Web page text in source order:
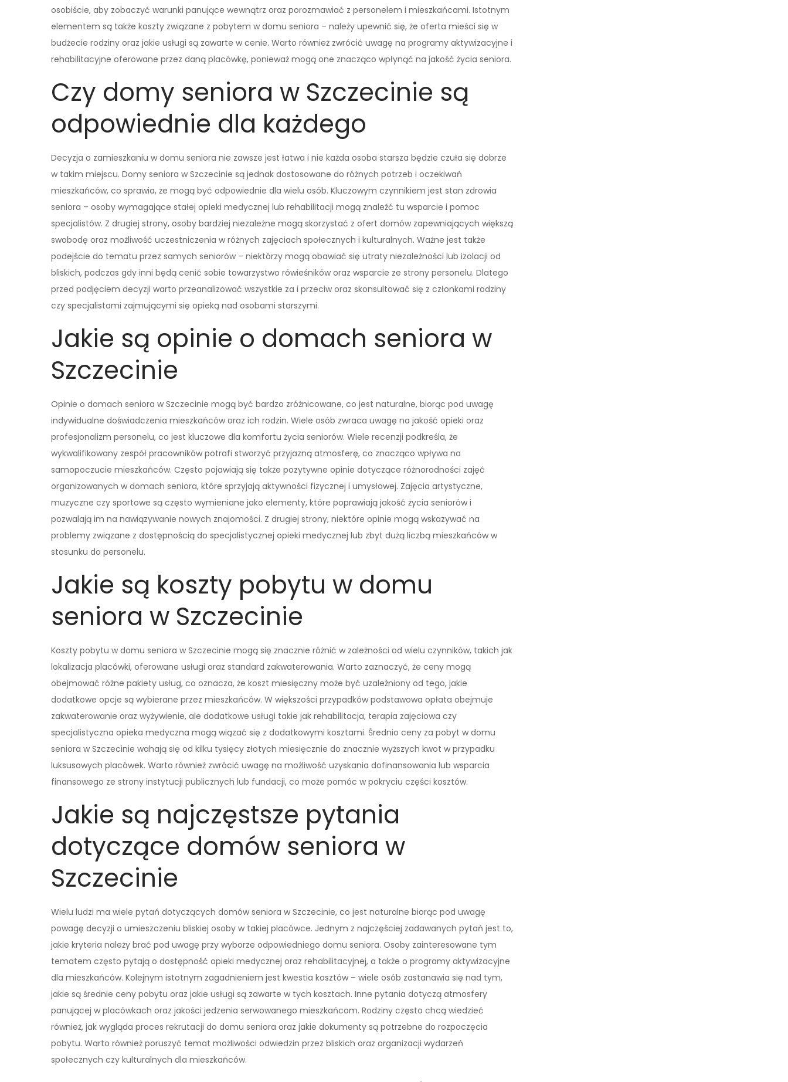
osobiście, aby zobaczyć warunki panujące wewnątrz oraz porozmawiać z personelem i mieszkańcami. Istotnym
elementem są także koszty związane z pobytem w domu seniora – należy upewnić się, że oferta mieści się w
budżecie rodziny oraz jakie usługi są zawarte w cenie. Warto również zwrócić uwagę na programy aktywizacyjne i
rehabilitacyjne oferowane przez daną placówkę, ponieważ mogą one znacząco wpłynąć na jakość życia seniora.
Czy domy seniora w Szczecinie są
odpowiednie dla każdego
Decyzja o zamieszkaniu w domu seniora nie zawsze jest łatwa i nie każda osoba starsza będzie czuła się dobrze
w takim miejscu. Domy seniora w Szczecinie są jednak dostosowane do różnych potrzeb i oczekiwań
mieszkańców, co sprawia, że mogą być odpowiednie dla wielu osób. Kluczowym czynnikiem jest stan zdrowia
seniora – osoby wymagające stałej opieki medycznej lub rehabilitacji mogą znaleźć tu wsparcie i pomoc
specjalistów. Z drugiej strony, osoby bardziej niezależne mogą skorzystać z ofert domów zapewniających większą
swobodę oraz możliwość uczestniczenia w różnych zajęciach społecznych i kulturalnych. Ważne jest także
podejście do tematu przez samych seniorów – niektórzy mogą obawiać się utraty niezależności lub izolacji od
bliskich, podczas gdy inni będą cenić sobie towarzystwo rówieśników oraz wsparcie ze strony personelu. Dlatego
przed podjęciem decyzji warto przeanalizować wszystkie za i przeciw oraz skonsultować się z członkami rodziny
czy specjalistami zajmującymi się opieką nad osobami starszymi.
Jakie są opinie o domach seniora w
Szczecinie
Opinie o domach seniora w Szczecinie mogą być bardzo zróżnicowane, co jest naturalne, biorąc pod uwagę
indywidualne doświadczenia mieszkańców oraz ich rodzin. Wiele osób zwraca uwagę na jakość opieki oraz
profesjonalizm personelu, co jest kluczowe dla komfortu życia seniorów. Wiele recenzji podkreśla, że
wykwalifikowany zespół pracowników potrafi stworzyć przyjazną atmosferę, co znacząco wpływa na
samopoczucie mieszkańców. Często pojawiają się także pozytywne opinie dotyczące różnorodności zajęć
organizowanych w domach seniora, które sprzyjają aktywności fizycznej i umysłowej. Zajęcia artystyczne,
muzyczne czy sportowe są często wymieniane jako elementy, które poprawiają jakość życia seniorów i
pozwalają im na nawiązywanie nowych znajomości. Z drugiej strony, niektóre opinie mogą wskazywać na
problemy związane z dostępnością do specjalistycznej opieki medycznej lub zbyt dużą liczbą mieszkańców w
stosunku do personelu.
Jakie są koszty pobytu w domu
seniora w Szczecinie
Koszty pobytu w domu seniora w Szczecinie mogą się znacznie różnić w zależności od wielu czynników, takich jak
lokalizacja placówki, oferowane usługi oraz standard zakwaterowania. Warto zaznaczyć, że ceny mogą
obejmować różne pakiety usług, co oznacza, że koszt miesięczny może być uzależniony od tego, jakie
dodatkowe opcje są wybierane przez mieszkańców. W większości przypadków podstawowa opłata obejmuje
zakwaterowanie oraz wyżywienie, ale dodatkowe usługi takie jak rehabilitacja, terapia zajęciowa czy
specjalistyczna opieka medyczna mogą wiązać się z dodatkowymi kosztami. Średnio ceny za pobyt w domu
seniora w Szczecinie wahają się od kilku tysięcy złotych miesięcznie do znacznie wyższych kwot w przypadku
luksusowych placówek. Warto również zwrócić uwagę na możliwość uzyskania dofinansowania lub wsparcia
finansowego ze strony instytucji publicznych lub fundacji, co może pomóc w pokryciu części kosztów.
Jakie są najczęstsze pytania
dotyczące domów seniora w
Szczecinie
Wielu ludzi ma wiele pytań dotyczących domów seniora w Szczecinie, co jest naturalne biorąc pod uwagę
powagę decyzji o umieszczeniu bliskiej osoby w takiej placówce. Jednym z najczęściej zadawanych pytań jest to,
jakie kryteria należy brać pod uwagę przy wyborze odpowiedniego domu seniora. Osoby zainteresowane tym
tematem często pytają o dostępność opieki medycznej oraz rehabilitacyjnej, a także o programy aktywizacyjne
dla mieszkańców. Kolejnym istotnym zagadnieniem jest kwestia kosztów – wiele osób zastanawia się nad tym,
jakie są średnie ceny pobytu oraz jakie usługi są zawarte w tych kosztach. Inne pytania dotyczą atmosfery
panującej w placówkach oraz jakości jedzenia serwowanego mieszkańcom. Rodziny często chcą wiedzieć
również, jak wygląda proces rekrutacji do domu seniora oraz jakie dokumenty są potrzebne do rozpoczęcia
pobytu. Warto również poruszyć temat możliwości odwiedzin przez bliskich oraz organizacji wydarzeń
społecznych czy kulturalnych dla mieszkańców.